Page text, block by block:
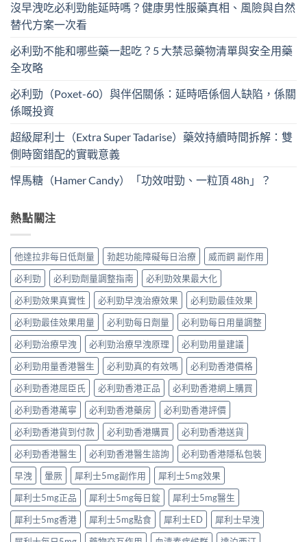
沒早洩吃必利勁能延時嗎？健康男性服藥真相、風險與自然
替代方案一次看
必利勁不能和哪些藥一起吃？5 大禁忌藥物清單與安全用藥
全攻略
必利勁（Poxet-60）與伴侶關係：延時唔係個人缺陷，係關
係嘅投資
超級犀利士（Extra Super Tadarise）藥效持續時間拆解：雙
側時窗錯配的實戰意義
悍馬糖（Hamer Candy）「功效咁勁、一粒頂 48h」？
熱點關注
他達拉非每日低劑量 勃起功能障礙每日治療
威而鋼 副作用
必利勁
必利勁劑量調整指南
必利勁效果最大化
必利勁效果真實性
必利勁早洩治療效果
必利勁最佳效果
必利勁最佳效果用量
必利勁每日劑量
必利勁每日用量調整
必利勁治療早洩
必利勁治療早洩原理
必利勁用量建議
必利勁用量香港醫生
必利勁真的有效嗎
必利勁香港價格
必利勁香港屈臣氏
必利勁香港正品
必利勁香港網上購買
必利勁香港萬寧
必利勁香港藥房
必利勁香港評價
必利勁香港貨到付款
必利勁香港購買
必利勁香港送貨
必利勁香港醫生
必利勁香港醫生諮詢
必利勁香港隱私包裝
早洩
暈厥 犀利士5mg副作用
犀利士5mg效果
犀利士5mg正品
犀利士5mg每日錠
犀利士5mg醫生
犀利士5mg香港
犀利士5mg點食 犀利士ED
犀利士早洩